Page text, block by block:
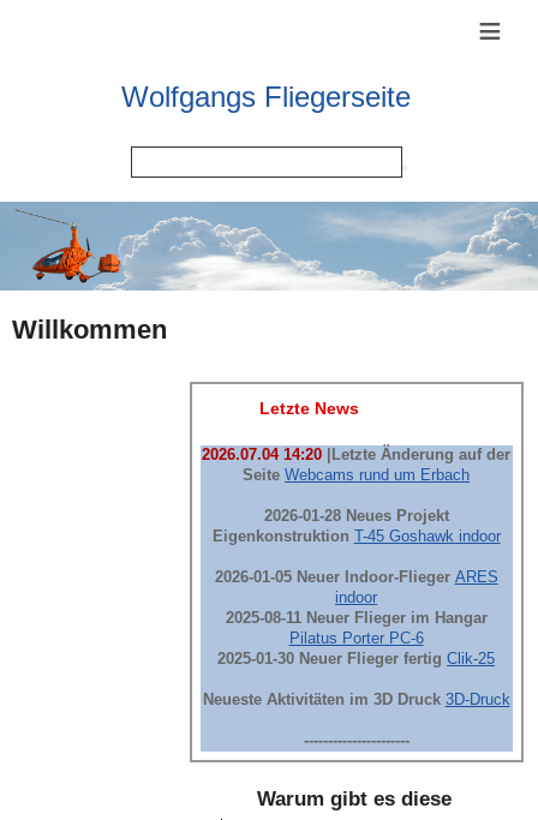
≡
Wolfgangs Fliegerseite
Willkommen
Letzte News
2026.07.04 14:20 |Letzte Änderung auf der
SeiteWebcams rund um Erbach
2026-01-28 Neues Projekt
Eigenkonstruktion
T-45 Goshawk indoor
2026-01-05 Neuer Indoor-Flieger ARES
indoor
2025-08-11 Neuer Flieger im Hangar
Pilatus Porter PC-6
2025-01-30 Neuer Flieger fertigClik-25
Neueste Aktivitäten im 3D Druck 3D-Druck
----------------------
Warum gibt es diese